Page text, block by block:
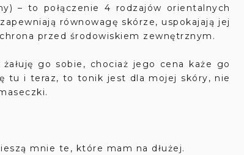
– to połączenie 4 rodzajów orientalnych
równowagę skórze, uspokajają jej
przed środowiskiem zewnętrznym.
go sobie, chociaż jego cena każe go
tu i teraz, to tonik jest dla mojej skóry, nie
mnie te, które mam na dłużej.